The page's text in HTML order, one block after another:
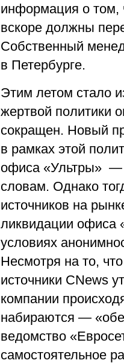
информация о том,
вскоре должны
Собственный
в Петербурге.
Этим летом стало
жертвой политики
сокращен. Новый
в рамках этой
офиса «Ультры» —
словам. Однако
источников на
ликвидации офиса
условиях
Несмотря на то,
источники CNews
компании
набираются —
ведомство
самостоятельное